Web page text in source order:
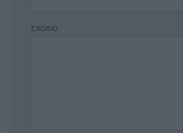
ΣΧΟΛΙΟ